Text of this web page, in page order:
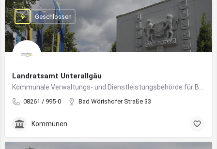
Landratsamt Unterallgäu
08261 / 995-0 Bad Wörishofer Straße 33
Geschlossen
Kommunen